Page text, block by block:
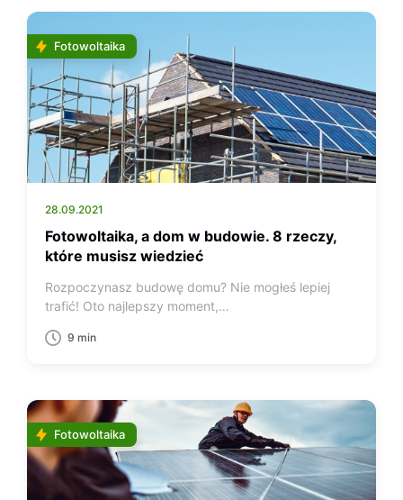
Fotowoltaika
28.09.2021
Fotowoltaika, a dom w budowie. 8 rzeczy,
które musisz wiedzieć
Rozpoczynasz budowę domu? Nie mogłeś lepiej
trafić! Oto najlepszy moment,…
9 min
Fotowoltaika